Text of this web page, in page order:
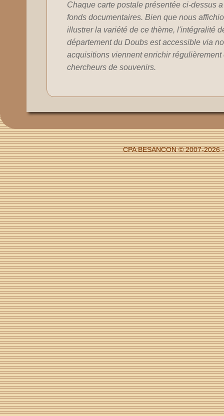
Chaque carte postale présentée ci-dessus
fonds documentaires. Bien que nous
illustrer la variété de ce thème, l'intégralité
département du Doubs est accessible via
acquisitions viennent enrichir
chercheurs de souvenirs.
CPA BESANCON © 2007-